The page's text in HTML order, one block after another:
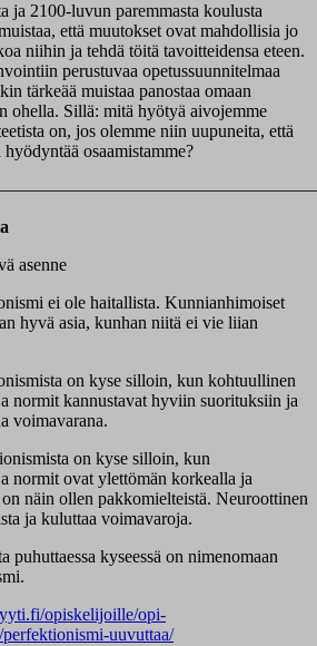
ja 2100-luvun paremmasta koulusta
että muutokset ovat mahdollisia jo
niihin ja tehdä töitä tavoitteidensa eteen.
perustuvaa opetussuunnitelmaa
tärkeää muistaa panostaa omaan
ohella. Sillä: mitä hyötyä aivojemme
on, jos olemme niin uupuneita, että
osaamistamme?
asenne
ei ole haitallista. Kunnianhimoiset
hyvä asia, kunhan niitä ei vie liian
on kyse silloin, kun kohtuullinen
normit kannustavat hyviin suorituksiin ja
voimavarana.
on kyse silloin, kun
normit ovat ylettömän korkealla ja
näin ollen pakkomielteistä. Neuroottinen
ja kuluttaa voimavaroja.
puhuttaessa kyseessä on nimenomaan
opiskelijoille/opi-
uuvuttaa/